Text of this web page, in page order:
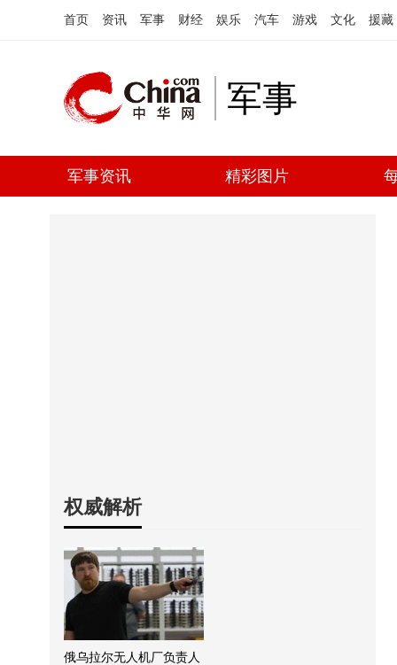
首页 资讯 军事 财经 娱乐 汽车 游戏 文化 援藏
军事
军事资讯 精彩图片
权威解析
俄乌拉尔无人机厂负责人